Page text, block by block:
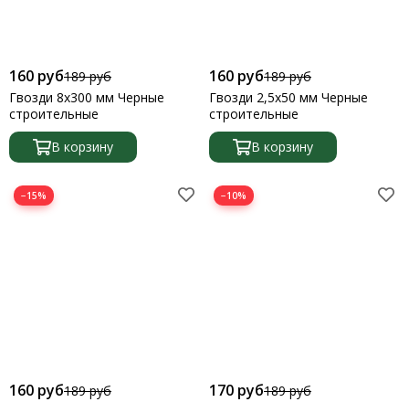
160 руб189 руб
Гвозди 8х300 мм Черные
строительные
В корзину
160 руб189 руб
Гвозди 2,5х50 мм Черные
строительные
В корзину
−15%
160 руб189 руб
−10%
170 руб189 руб